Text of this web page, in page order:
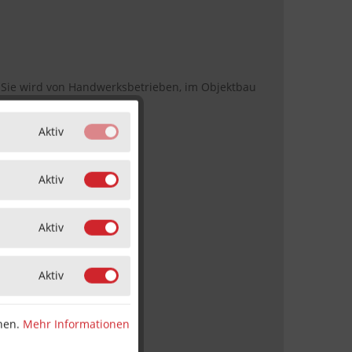
wird von Handwerksbetrieben, im Objektbau
Aktiv
Aktiv
Aktiv
Aktiv
Mehr Informationen